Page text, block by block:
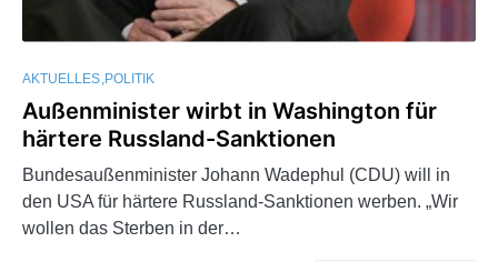
AKTUELLES POLITIK
Außenminister wirbt in Washington für
härtere Russland-Sanktionen
Bundesaußenminister Johann Wadephul (CDU) will in
den USA für härtere Russland-Sanktionen werben. „Wir
wollen das Sterben in der…